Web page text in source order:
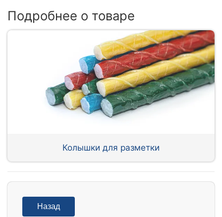
Подробнее о товаре
Колышки для разметки
Назад